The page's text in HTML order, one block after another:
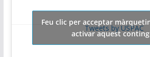
Tweets by USPAC
Feu clic per acceptar
activar aquest